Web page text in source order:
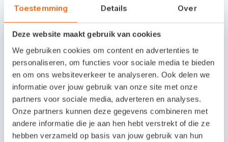
Toestemming Details Over
Deze website maakt gebruik van cookies
We gebruiken cookies om content en advertenties te
personaliseren, om functies voor sociale media te bieden
en om ons websiteverkeer te analyseren. Ook delen we
informatie over jouw gebruik van onze site met onze
partners voor sociale media, adverteren en analyses.
Onze partners kunnen deze gegevens combineren met
andere informatie die je aan hen hebt verstrekt of die ze
hebben verzameld op basis van jouw gebruik van hun
uitgaven en inkomsten snel met de
bankmutaties gematcht. Zo besparen we
samen veel tijd en besparen we samen op
de administratiekosten.’
‘Daarnaast zijn al je cijfers continue up-to-
date. Dat is handig als je recente cijfers
nodig hebt, bijvoorbeeld als je wilt